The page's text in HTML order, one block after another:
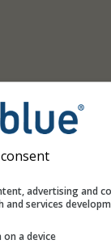
advertising and
and services
a device